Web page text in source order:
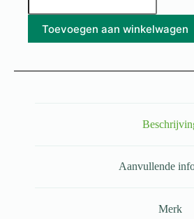
Toevoegen aan winkelwagen
Aanvullende
Merk